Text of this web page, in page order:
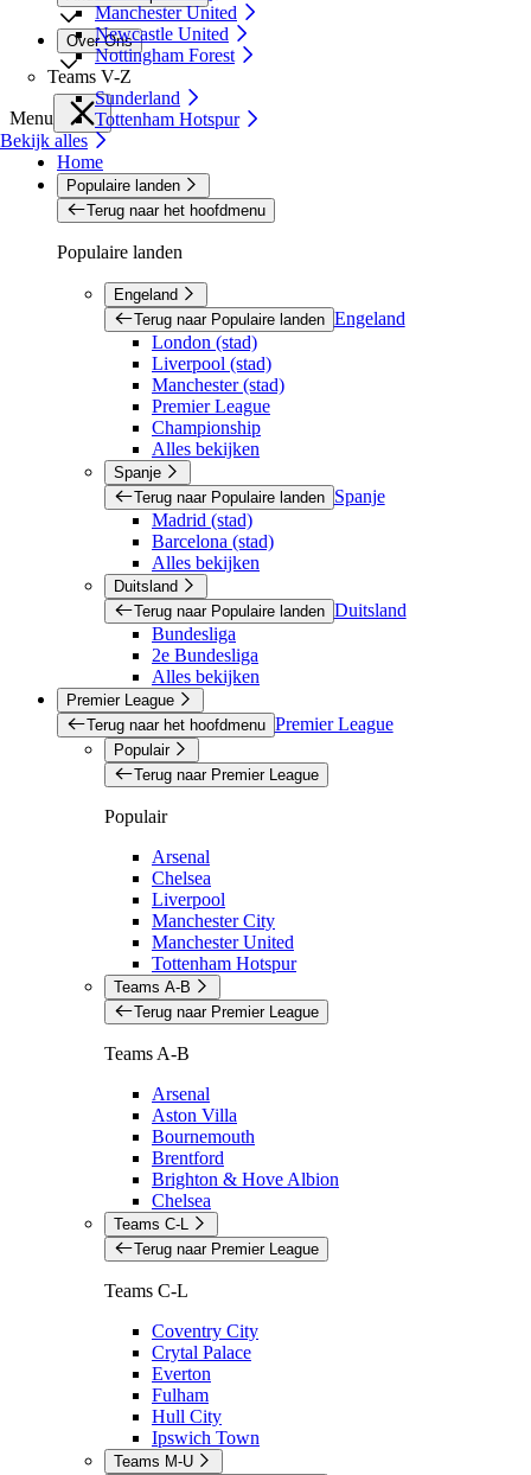
Manchester United
Newcastle United
Nottingham Forest
Teams V-Z
Sunderland
Tottenham Hotspur
Bekijk alles
Over Ons
Menu
Home
Populaire landen
Terug naar het hoofdmenu
Populaire landen
Engeland
Terug naar Populaire landen Engeland
London (stad)
Liverpool (stad)
Manchester (stad)
Premier League
Championship
Alles bekijken
Spanje
Terug naar Populaire landen
Spanje
Madrid (stad)
Barcelona (stad)
Alles bekijken
Duitsland
Terug naar Populaire landen Duitsland
Bundesliga
2e Bundesliga
Alles bekijken
Premier League
Terug naar het hoofdmenu Premier League
Populair
Terug naar Premier League
Populair
Arsenal
Chelsea
Liverpool
Manchester City
Manchester United
Tottenham Hotspur
Teams A-B
Terug naar Premier League
Teams A-B
Arsenal
Aston Villa
Bournemouth
Brentford
Brighton & Hove Albion
Chelsea
Teams C-L
Terug naar Premier League
Teams C-L
Coventry City
Crytal Palace
Everton
Fulham
Hull City
Ipswich Town
Teams M-U